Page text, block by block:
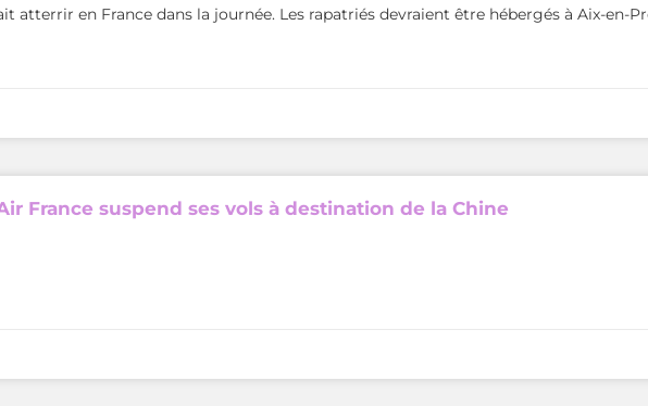
atterrir en France dans la journée. Les rapatriés devraient être hébergés à Aix-en-
France suspend ses vols à destination de la Chine